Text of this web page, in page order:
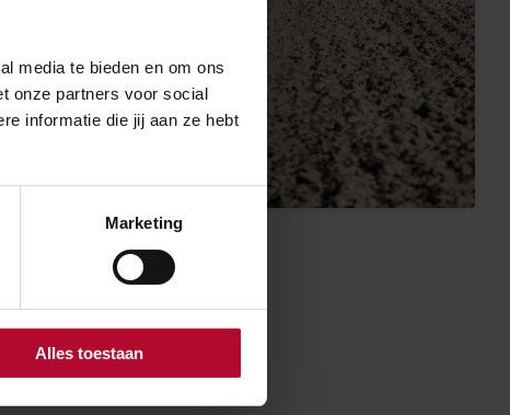
media te bieden en om ons
onze partners voor social
informatie die jij aan ze hebt
Marketing
Alles toestaan